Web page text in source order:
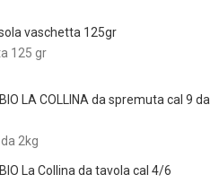
vaschetta 125gr
125 gr
LA COLLINA da spremuta cal 9 da
2kg
La Collina da tavola cal 4/6